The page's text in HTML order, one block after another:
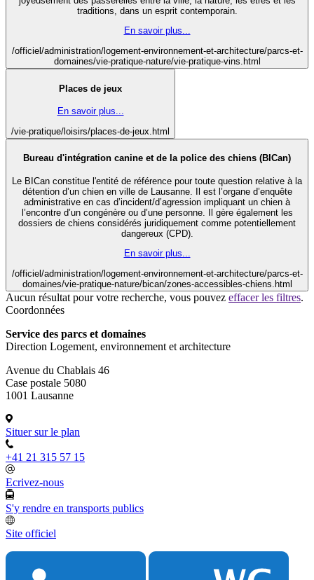
traditions, dans un esprit contemporain.
En savoir plus...
/officiel/administration/logement-environnement-et-architecture/parcs-et-
domaines/vie-pratique-nature/vie-pratique-vins.html
Places de jeux
En savoir plus...
/vie-pratique/loisirs/places-de-jeux.html
Bureau d'intégration canine et de la police des chiens (BICan)
Le BICan constitue l'entité de référence pour toute question relative à la
détention d’un chien en ville de Lausanne. Il est l’organe d’enquête
administrative en cas d’incident/d’agression impliquant un chien à
l’encontre d’un congénère ou d’une personne. Il gère également les
dossiers de chiens considérés juridiquement comme potentiellement
dangereux (CPD).
En savoir plus...
/officiel/administration/logement-environnement-et-architecture/parcs-et-
domaines/vie-pratique-nature/bican/zones-accessibles-chiens.html
Aucun résultat pour votre recherche, vous pouvez effacer les filtres.
Coordonnées
Service des parcs et domaines
Direction Logement, environnement et architecture
Avenue du Chablais 46
Case postale 5080
1001 Lausanne
Situer sur le plan
+41 21 315 57 15
Ecrivez-nous
S'y rendre en transports publics
Site officiel